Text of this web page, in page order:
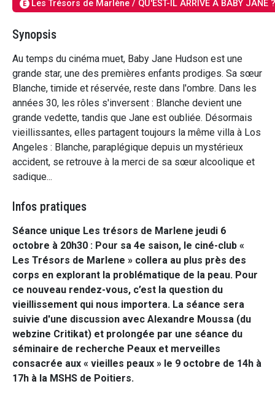
E Les Trésors de Marlène / QU'EST-IL ARRIVE A BABY JANE
Synopsis
Au temps du cinéma muet, Baby Jane Hudson est une
grande star, une des premières enfants prodiges. Sa sœur
Blanche, timide et réservée, reste dans l'ombre. Dans les
années 30, les rôles s'inversent : Blanche devient une
grande vedette, tandis que Jane est oubliée. Désormais
vieillissantes, elles partagent toujours la même villa à Los
Angeles : Blanche, paraplégique depuis un mystérieux
accident, se retrouve à la merci de sa sœur alcoolique et
sadique...
Infos pratiques
Séance unique Les trésors de Marlene jeudi 6
octobre à 20h30 : Pour sa 4e saison, le ciné-club «
Les Trésors de Marlene » collera au plus près des
corps en explorant la problématique de la peau. Pour
ce nouveau rendez-vous, c’est la question du
vieillissement qui nous importera. La séance sera
suivie d'une discussion avec Alexandre Moussa (du
webzine Critikat) et prolongée par une séance du
séminaire de recherche Peaux et merveilles
consacrée aux « vieilles peaux » le 9 octobre de 14h à
17h à la MSHS de Poitiers.